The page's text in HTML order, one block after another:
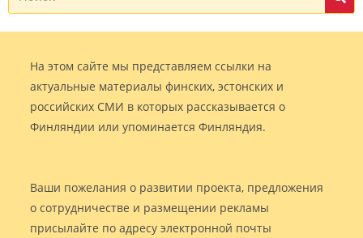
На этом сайте мы представляем ссылки на
актуальные материалы финских, эстонских и
российских СМИ в которых рассказывается о
Финляндии или упоминается Финляндия.
Ваши пожелания о развитии проекта, предложения
о сотрудничестве и размещении рекламы
присылайте по адресу электронной почты